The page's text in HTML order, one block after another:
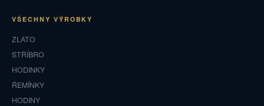
VŠECHNY VÝROBKY
ZLATO
STŘÍBRO
HODINKY
ŘEMÍNKY
HODINY